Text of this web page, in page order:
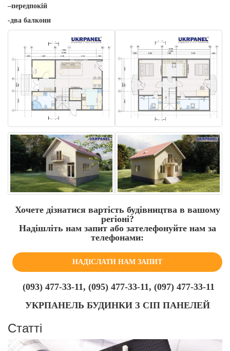
–передпокій
-два балкони
Хочете дізнатися вартість будівництва в вашому
регіоні?
Надішліть нам запит або зателефонуйте нам за
телефонами:
НАДІСЛАТИ НАМ ЗАПИТ
(093) 477-33-11, (095) 477-33-11, (097) 477-33-11
УКРПАНЕЛЬ БУДИНКИ З СІП ПАНЕЛЕЙ
Статті